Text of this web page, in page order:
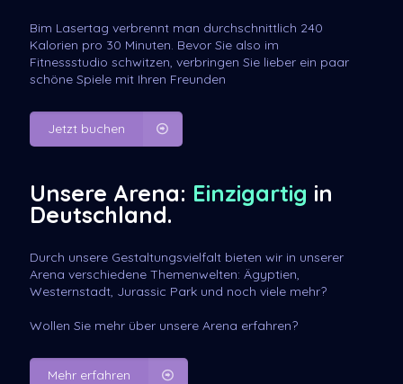
Bim Lasertag verbrennt man durchschnittlich 240
Kalorien pro 30 Minuten. Bevor Sie also im
Fitnessstudio schwitzen, verbringen Sie lieber ein paar
schöne Spiele mit Ihren Freunden
Jetzt buchen
Unsere Arena: Einzigartig in
Deutschland.
Durch unsere Gestaltungsvielfalt bieten wir in unserer
Arena verschiedene Themenwelten: Ägyptien,
Westernstadt, Jurassic Park und noch viele mehr?
Wollen Sie mehr über unsere Arena erfahren?
Mehr erfahren